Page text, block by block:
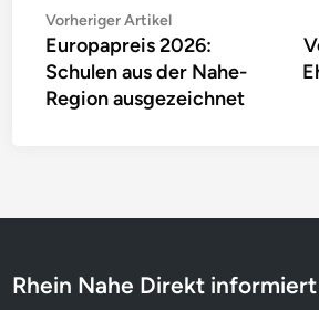
Beitragsnavigation
Vorheriger ArtikelVorheriger
Artikel:
Europapreis 2026:
Schulen aus der Nahe-
Region ausgezeichnet
Rhein Nahe Direkt informiert